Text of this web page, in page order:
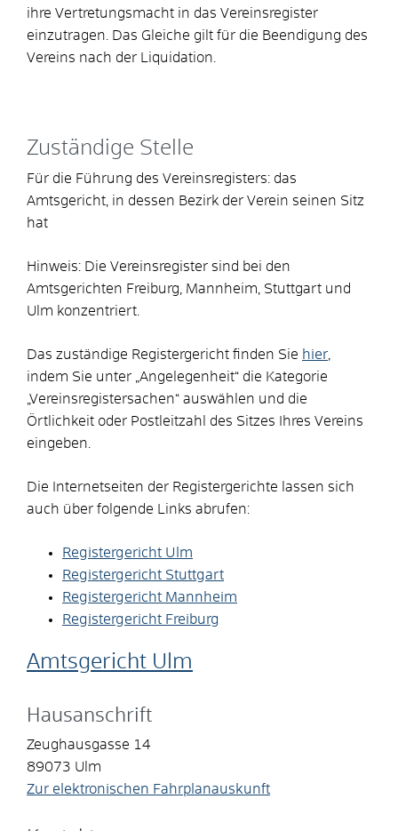
ihre Vertretungsmacht in das Vereinsregister
einzutragen. Das Gleiche gilt für die Beendigung des
Vereins nach der Liquidation.
Zuständige Stelle
Für die Führung des Vereinsregisters: das
Amtsgericht, in dessen Bezirk der Verein seinen Sitz
hat
Hinweis: Die Vereinsregister sind bei den
Amtsgerichten Freiburg, Mannheim, Stuttgart und
Ulm konzentriert.
Das zuständige Registergericht finden Sie hier
indem Sie unter „Angelegenheit“ die Kategorie
„Vereinsregistersachen“ auswählen und die
Örtlichkeit oder Postleitzahl des Sitzes Ihres Vereins
eingeben.
Die Internetseiten der Registergerichte lassen sich
auch über folgende Links abrufen:
Registergericht Ulm
Registergericht Stuttgart
Registergericht Mannheim
Registergericht Freiburg
Amtsgericht Ulm
Hausanschrift
Zeughausgasse 14
89073 Ulm
Zur elektronischen Fahrplanauskunft